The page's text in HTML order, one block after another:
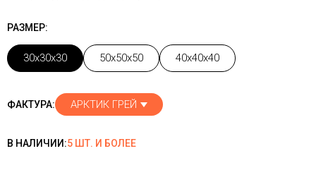
РАЗМЕР:
30x30x30 50x50x50 40x40x40
ФАКТУРА: АРКТИК ГРЕЙ
В НАЛИЧИИ:5 ШТ. И БОЛЕЕ